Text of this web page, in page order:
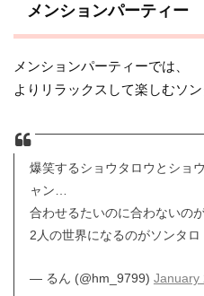
メンションパーティー
メンションパーティーでは、
よりリラックスして楽しむソン
爆笑するショウタロウとショ
ャン…
合わせるたいのに合わないの
2人の世界になるのがソンタロ
— るん (@hm_9799) January